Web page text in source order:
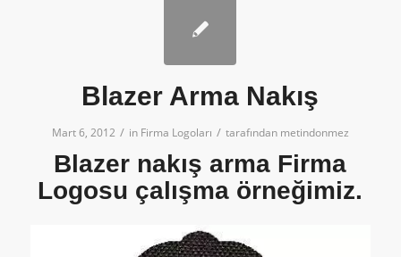
Blazer Arma Nakış
Mart 6, 2012 / in Firma Logoları / tarafından metindonmez
Blazer nakış arma Firma
Logosu çalışma örneğimiz.